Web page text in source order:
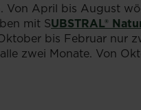
Von April bis August
mit SUBSTRAL®
bis Februar nur
alle zwei Monate. Von